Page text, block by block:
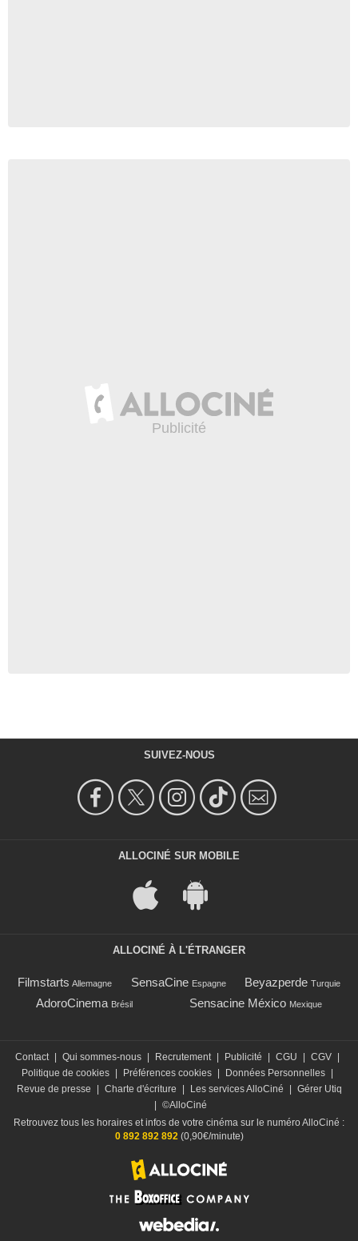
SUIVEZ-NOUS
ALLOCINÉ SUR MOBILE
ALLOCINÉ À L'ÉTRANGER
Filmstarts Allemagne SensaCine Espagne Beyazperde Turquie
AdoroCinema Brésil Sensacine México Mexique
Contact Qui sommes-nous Recrutement Publicité CGU CGV
Politique de cookies
Préférences cookies Données Personnelles
Revue de presse
Charte d'écriture Les services AlloCiné
Gérer Utiq
©AlloCiné
Retrouvez tous les horaires et infos de votre cinéma sur le numéro AlloCiné :
0 892 892 892(0,90€/minute)